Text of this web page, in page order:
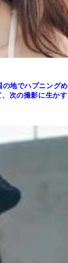
地でハプニングめ
次の撮影に生かす